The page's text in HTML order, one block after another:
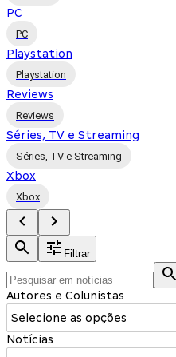
PC
PC
Playstation
Playstation
Reviews
Reviews
Séries, TV e Streaming
Séries, TV e Streaming
Xbox
Xbox
Filtrar
Autores e Colunistas
Selecione as opções
Notícias